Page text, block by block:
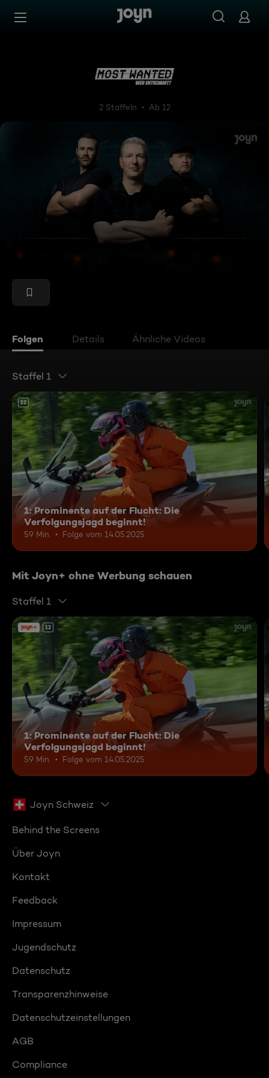
Zum Inhalt springen
MOST WANTED
2 Staffeln Ab 12
Folgen Details Ähnliche Videos
Staffel 1
12
1: Prominente auf der Flucht: Die
Verfolgungsjagd beginnt!
59 Min. Folge vom 14.05.2025
Mit Joyn+ ohne Werbung schauen
Staffel 1
12
1: Prominente auf der Flucht: Die
Verfolgungsjagd beginnt!
59 Min. Folge vom 14.05.2025
Joyn Schweiz
Behind the Screens
Über Joyn
Kontakt
Feedback
Impressum
Jugendschutz
Datenschutz
Transparenzhinweise
Datenschutzeinstellungen
AGB
Compliance